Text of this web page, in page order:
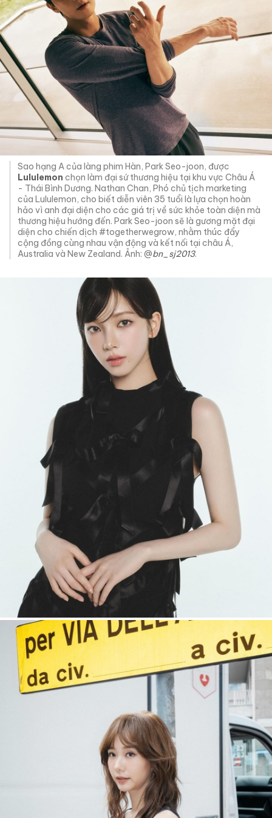
Sao hạng A của làng phim Hàn, Park Seo-joon, được
Lululemon chọn làm đại sứ thương hiệu tại khu vực Châu Á
- Thái Bình Dương. Nathan Chan, Phó chủ tịch marketing
của Lululemon, cho biết diễn viên 35 tuổi là lựa chọn hoàn
hảo vì anh đại diện cho các giá trị về sức khỏe toàn diện mà
thương hiệu hướng đến. Park Seo-joon sẽ là gương mặt đại
diện cho chiến dịch #togetherwegrow, nhằm thúc đẩy
cộng đồng cùng nhau vận động và kết nối tại châu Á,
Australia và New Zealand. Ảnh: @bn_sj2013.